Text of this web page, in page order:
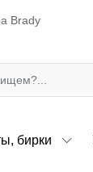
Brady
бирки